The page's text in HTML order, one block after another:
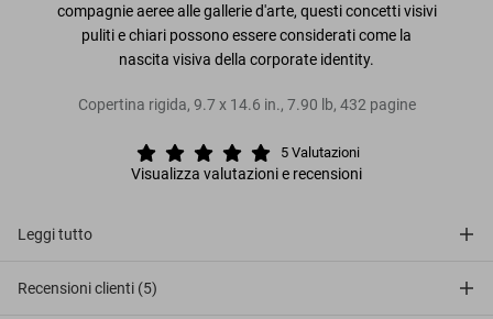
compagnie aeree alle gallerie d'arte, questi concetti visivi
puliti e chiari possono essere considerati come la
nascita visiva della corporate identity.
Copertina rigida, 9.7 x 14.6 in., 7.90 lb, 432 pagine
5 Valutazioni
Visualizza valutazioni e recensioni
Leggi tutto
Recensioni clienti (5)